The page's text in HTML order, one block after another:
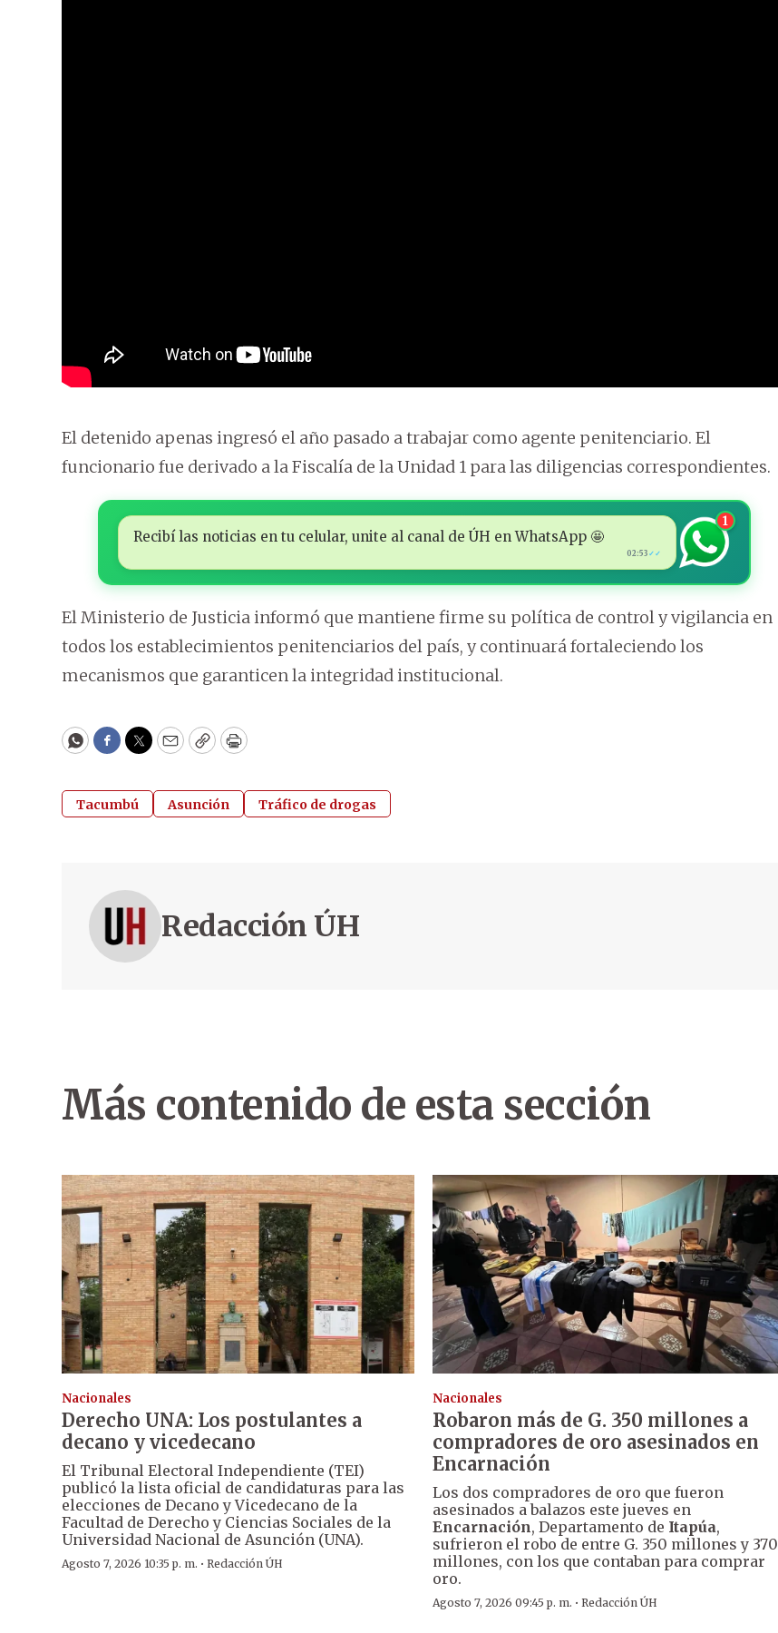
El detenido apenas ingresó el año pasado a trabajar como agente penitenciario. El
funcionario fue derivado a la Fiscalía de la Unidad 1 para las diligencias correspondientes.
Recibí las noticias en tu celular, unite al canal de ÚH en WhatsApp 🤩
02:53 ✓✓
1
El Ministerio de Justicia informó que mantiene firme su política de control y vigilancia en
todos los establecimientos penitenciarios del país, y continuará fortaleciendo los
mecanismos que garanticen la integridad institucional.
WhatsApp
Facebook
Twitter
EmailCopyPrint
Tacumbú Asunción Tráfico de drogas
Redacción ÚH
Más contenido de esta sección
Nacionales
Derecho UNA: Los postulantes a
decano y vicedecano
El Tribunal Electoral Independiente (TEI)
publicó la lista oficial de candidaturas para las
elecciones de Decano y Vicedecano de la
Facultad de Derecho y Ciencias Sociales de la
Universidad Nacional de Asunción (UNA).
Agosto 7, 2026 10:35 p. m. · Redacción ÚH
Nacionales
Robaron más de G. 350 millones a
compradores de oro asesinados en
Encarnación
Los dos compradores de oro que fueron
asesinados a balazos este jueves en
Encarnación, Departamento de Itapúa,
sufrieron el robo de entre G. 350 millones y 370
millones, con los que contaban para comprar
oro.
Agosto 7, 2026 09:45 p. m. ·Redacción ÚH